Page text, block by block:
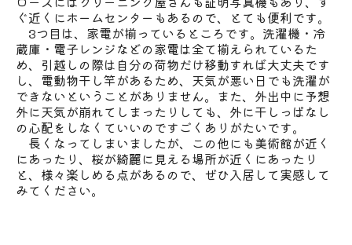
ぐ近くにホームセンターもあるので、とても便利です。
3つ目は、家電が揃っているところです。洗濯機・冷
蔵庫・電子レンジなどの家電は全て揃えられているた
め、引越しの際は自分の荷物だけ移動すれば大丈夫です
し、電動物干し竿があるため、天気が悪い日でも洗濯が
できないということがありません。また、外出中に予想
外に天気が崩れてしまったりしても、外に干しっぱなし
の心配をしなくていいのですごくありがたいです。
長くなってしまいましたが、この他にも美術館が近く
にあったり、桜が綺麗に見える場所が近くにあったり
と、様々楽しめる点があるので、ぜひ入居して実感して
みてください。